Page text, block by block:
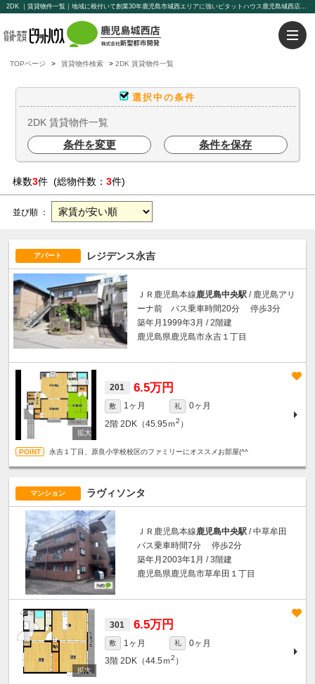
2DK ｜賃貸物件一覧｜地域に根付いて創業30年鹿児島市城西エリアに強いピタットハウス鹿児島城西店【新聖都市開発】豊富な物件を取り揃えております。賃貸管理もお任せください。
TOPページ 賃貸物件検索 2DK 賃貸物件一覧
選択中の条件
2DK 賃貸物件一覧
条件を変更 条件を保存
棟数3件 (総物件数： 3件)
並び順 ：
アパート レジデンス永吉
ＪＲ鹿児島本線鹿児島中央駅 / 鹿児島アリ
ーナ前 バス乗車時間20分 停歩3分
築年月1999年3月 / 2階建
鹿児島県鹿児島市永吉１丁目
201 6.5万円
敷 1ヶ月 礼
0ヶ月
2階 2DK（45.95ｍ2 ）
永吉１丁目、原良小学校校区のファミリーにオススメお部屋(^^
マンション ラヴィソンタ
ＪＲ鹿児島本線鹿児島中央駅 / 中草牟田
バス乗車時間7分 停歩2分
築年月2003年1月 / 3階建
鹿児島県鹿児島市草牟田１丁目
301 6.5万円
敷 1ヶ月 礼
0ヶ月
3階 2DK（44.5ｍ2 ）